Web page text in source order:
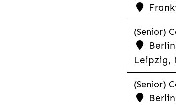
(Senior)
Leipzig,
(Senior)